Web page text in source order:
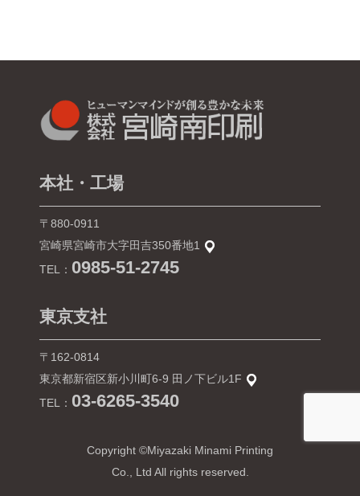
本社・工場
〒880-0911
宮崎県宮崎市大字田吉350番地1
TEL： 0985-51-2745
東京支社
〒162-0814
東京都新宿区新小川町6-9 田ノ下ビル1F
TEL： 03-6265-3540
Copyright ©Miyazaki Minami Printing
Co., Ltd All rights reserved.